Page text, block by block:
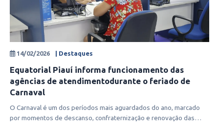
14/02/2026 | Destaques
Equatorial Piauí informa funcionamento das
agências de atendimentodurante o feriado de
Carnaval
O Carnaval é um dos períodos mais aguardados do ano, marcado
por momentos de descanso, confraternização e renovação das